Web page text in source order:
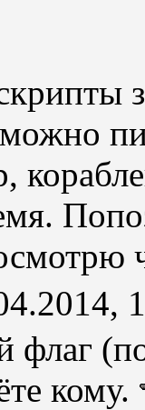
флаг
кому.